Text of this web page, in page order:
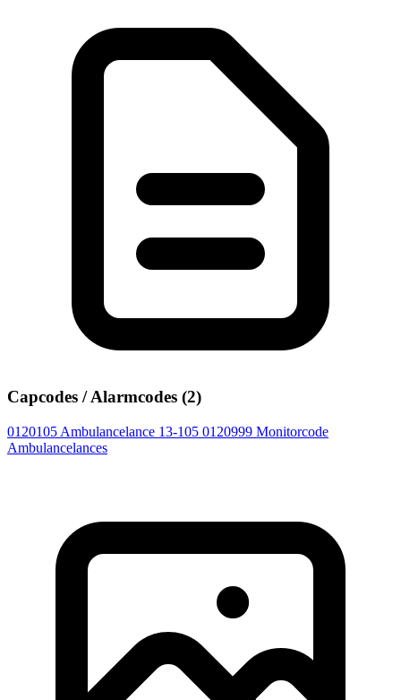
Capcodes / Alarmcodes (2)
0120105 Ambulancelance 13-105 0120999 Monitorcode
Ambulancelances